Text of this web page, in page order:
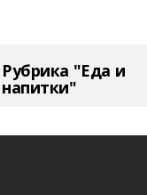
Рубрика "Еда и
напитки"